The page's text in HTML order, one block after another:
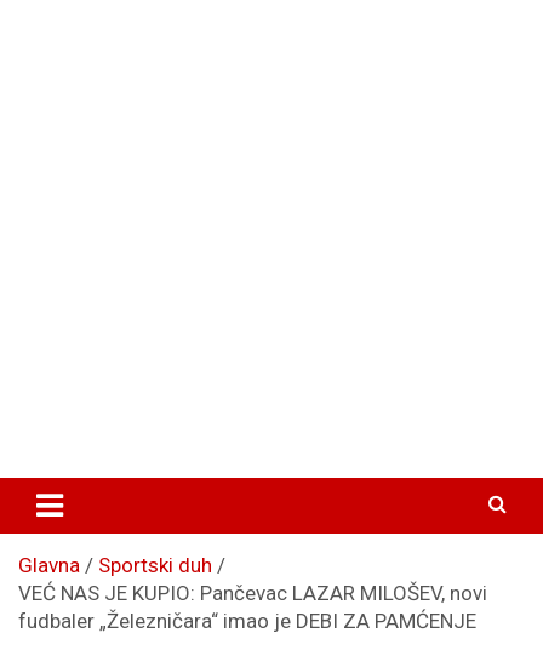
Glavna
Sportski duh
VEĆ NAS JE KUPIO: Pančevac LAZAR MILOŠEV, novi
fudbaler „Železničara“ imao je DEBI ZA PAMĆENJE